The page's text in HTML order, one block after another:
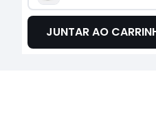
JUNTAR AO